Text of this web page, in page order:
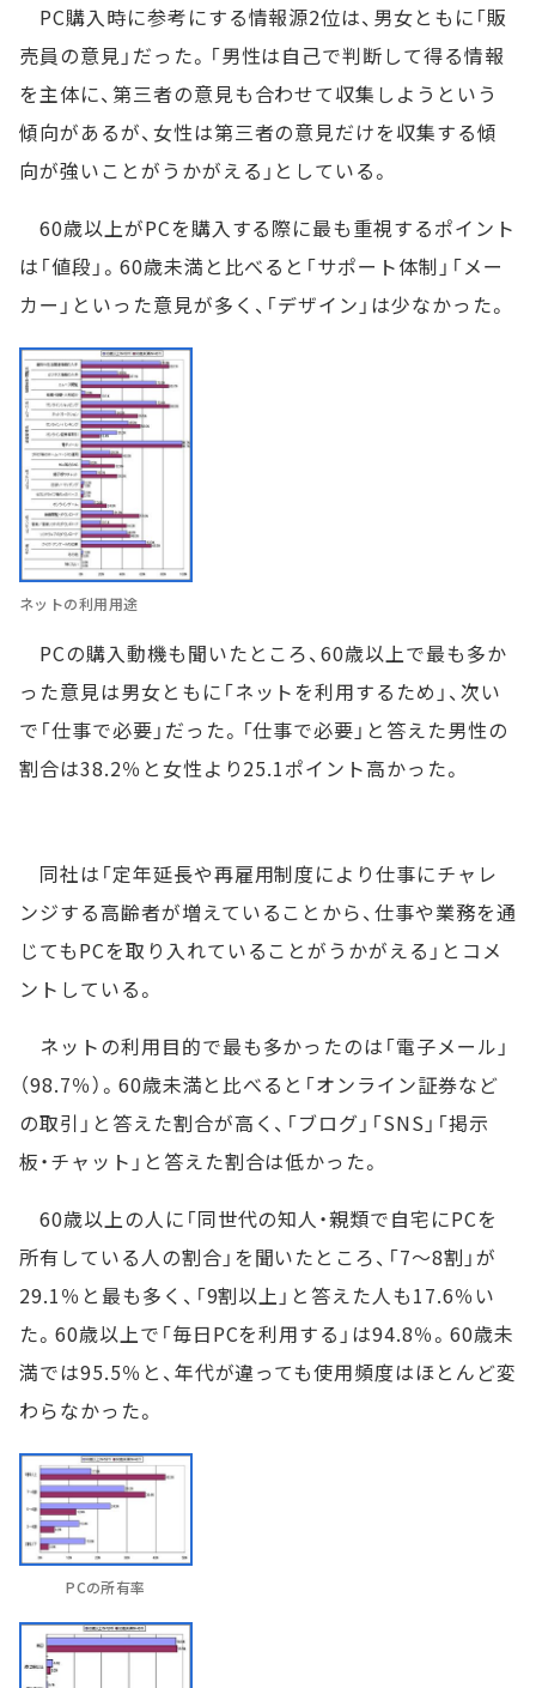
PC購入時に参考にする情報源2位は、男女ともに「販
売員の意見」だった。「男性は自己で判断して得る情報
を主体に、第三者の意見も合わせて収集しようという
傾向があるが、女性は第三者の意見だけを収集する傾
向が強いことがうかがえる」としている。
60歳以上がPCを購入する際に最も重視するポイント
は「値段」。60歳未満と比べると「サポート体制」「メー
カー」といった意見が多く、「デザイン」は少なかった。
ネットの利用用途
PCの購入動機も聞いたところ、60歳以上で最も多か
った意見は男女ともに「ネットを利用するため」、次い
で「仕事で必要」だった。「仕事で必要」と答えた男性の
割合は38.2％と女性より25.1ポイント高かった。
同社は「定年延長や再雇用制度により仕事にチャレ
ンジする高齢者が増えていることから、仕事や業務を通
じてもPCを取り入れていることがうかがえる」とコメ
ントしている。
ネットの利用目的で最も多かったのは「電子メール」
（98.7％）。60歳未満と比べると「オンライン証券など
の取引」と答えた割合が高く、「ブログ」「SNS」「掲示
板・チャット」と答えた割合は低かった。
60歳以上の人に「同世代の知人・親類で自宅にPCを
所有している人の割合」を聞いたところ、「7～8割」が
29.1％と最も多く、「9割以上」と答えた人も17.6％い
た。60歳以上で「毎日PCを利用する」は94.8％。60歳未
満では95.5％と、年代が違っても使用頻度はほとんど変
わらなかった。
PCの所有率